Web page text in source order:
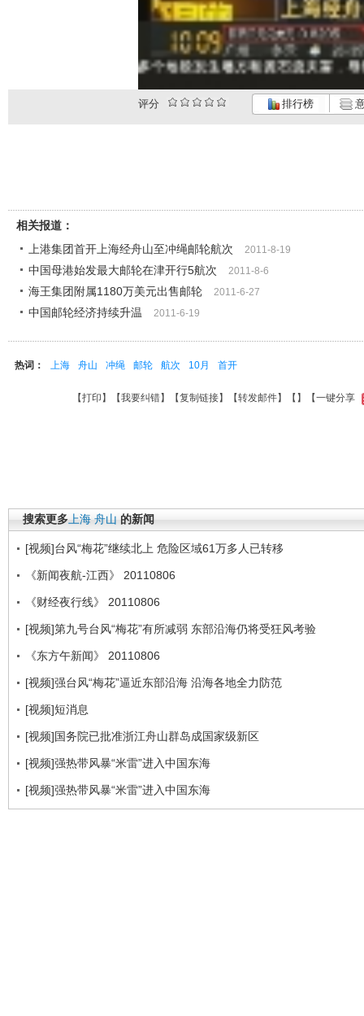
评分 排行榜
相关报道：
上港集团首开上海经舟山至冲绳邮轮航次
2011-8-19
中国母港始发最大邮轮在津开行5航次 2011-8-6
海王集团附属1180万美元出售邮轮 2011-6-27
中国邮轮经济持续升温 2011-6-19
热词： 上海 舟山 冲绳 邮轮 航次 10月 首开
【打印 】【我要纠错】【复制链接】【转发邮件】【 】 【一键分享
搜索更多上海 舟山 的新闻
[视频]台风“梅花”继续北上 危险区域61万多人已转移
《新闻夜航-江西》 20110806
《财经夜行线》 20110806
[视频]第九号台风“梅花”有所减弱 东部沿海仍将受狂风考验
《东方午新闻》 20110806
[视频]强台风“梅花”逼近东部沿海 沿海各地全力防范
[视频]短消息
[视频]国务院已批准浙江舟山群岛成国家级新区
[视频]强热带风暴“米雷”进入中国东海
[视频]强热带风暴“米雷”进入中国东海